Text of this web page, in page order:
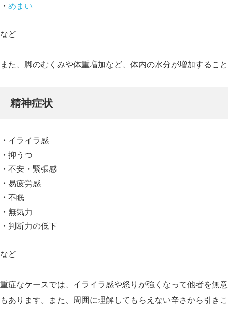
めまい
など
また、脚のむくみや体重増加など、体内の水分が増加するこ
精神症状
イライラ感
抑うつ
不安・緊張感
易疲労感
不眠
無気力
判断力の低下
など
重症なケースでは、イライラ感や怒りが強くなって他者を無
もあります。また、周囲に理解してもらえない辛さから引き